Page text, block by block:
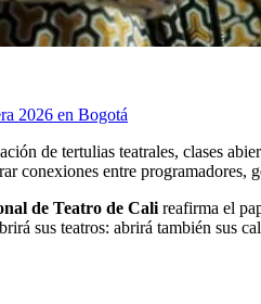
2026 en Bogotá
de tertulias teatrales, clases
conexiones entre
de Teatro de Calireafirma el
sus teatros: abrirá también sus